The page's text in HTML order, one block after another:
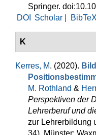
Springer.
DOI
Scholar | BibTeX
K
Kerres, M. (2020).
M. Rothland &
Perspektiven der
Lehrerberuf und
zur Lehrerbildung
34). Münster: